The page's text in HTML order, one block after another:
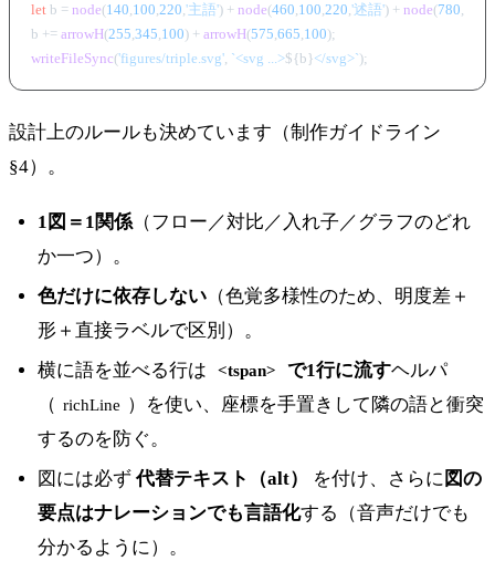
let b = node(140,100,220,'主語') + node(460,100,220,'述語') + node(780,
b += arrowH(255,345,100) + arrowH(575,665,100
writeFileSync('figures/triple.svg', `<svg ...>${b}</svg>`
設計上のルールも決めています（制作ガイドライン
§4）。
1図＝1関係（フロー／対比／入れ子／グラフのどれ
か一つ）。
色だけに依存しない（色覚多様性のため、明度差＋
形＋直接ラベルで区別）。
横に語を並べる行は
<tspan> で1行に流すヘルパ
（ richLine ）を使い、座標を手置きして隣の語と衝突
するのを防ぐ。
図には必ず 代替テキスト（alt） を付け、さらに 図の
要点はナレーションでも言語化する（音声だけでも
分かるように）。